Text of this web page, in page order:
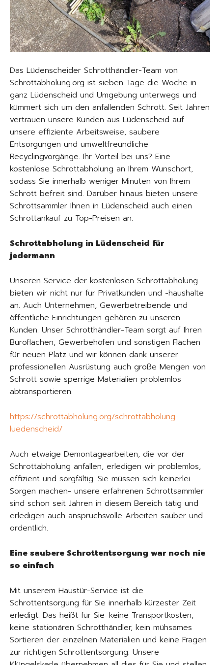
Das Lüdenscheider Schrotthändler-Team von
Schrottabholung.org ist sieben Tage die Woche in
ganz Lüdenscheid und Umgebung unterwegs und
kümmert sich um den anfallenden Schrott. Seit Jahren
vertrauen unsere Kunden aus Lüdenscheid auf
unsere effiziente Arbeitsweise, saubere
Entsorgungen und umweltfreundliche
Recyclingvorgänge. Ihr Vorteil bei uns? Eine
kostenlose Schrottabholung an Ihrem Wunschort,
sodass Sie innerhalb weniger Minuten von Ihrem
Schrott befreit sind. Darüber hinaus bieten unsere
Schrottsammler Ihnen in Lüdenscheid auch einen
Schrottankauf zu Top-Preisen an.
Schrottabholung in Lüdenscheid für
jedermann
Unseren Service der kostenlosen Schrottabholung
bieten wir nicht nur für Privatkunden und -haushalte
an. Auch Unternehmen, Gewerbetreibende und
öffentliche Einrichtungen gehören zu unseren
Kunden. Unser Schrotthändler-Team sorgt auf Ihren
Büroflächen, Gewerbehöfen und sonstigen Flächen
für neuen Platz und wir können dank unserer
professionellen Ausrüstung auch große Mengen von
Schrott sowie sperrige Materialien problemlos
abtransportieren.
https://schrottabholung.org/schrottabholung-
luedenscheid/
Auch etwaige Demontagearbeiten, die vor der
Schrottabholung anfallen, erledigen wir problemlos,
effizient und sorgfältig. Sie müssen sich keinerlei
Sorgen machen- unsere erfahrenen Schrottsammler
sind schon seit Jahren in diesem Bereich tätig und
erledigen auch anspruchsvolle Arbeiten sauber und
ordentlich.
Eine saubere Schrottentsorgung war noch nie
so einfach
Mit unserem Haustür-Service ist die
Schrottentsorgung für Sie innerhalb kürzester Zeit
erledigt. Das heißt für Sie: keine Transportkosten,
keine stationären Schrotthändler, kein mühsames
Sortieren der einzelnen Materialien und keine Fragen
zur richtigen Schrottentsorgung. Unsere